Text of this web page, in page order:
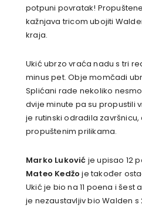
potpuni povratak!
kažnjava tricom ubojiti
kraja.
Ukić ubrzo vraća nadu s tri
minus pet. Obje momčadi
Splićani rade nekoliko
dvije minute pa su propustili
je rutinski odradila završnicu,
propuštenim prilikama.
Marko Luković je upisao 12
Mateo Kedžo je također
Ukić je bio na 11 poena i šest
je nezaustavljiv bio Walden